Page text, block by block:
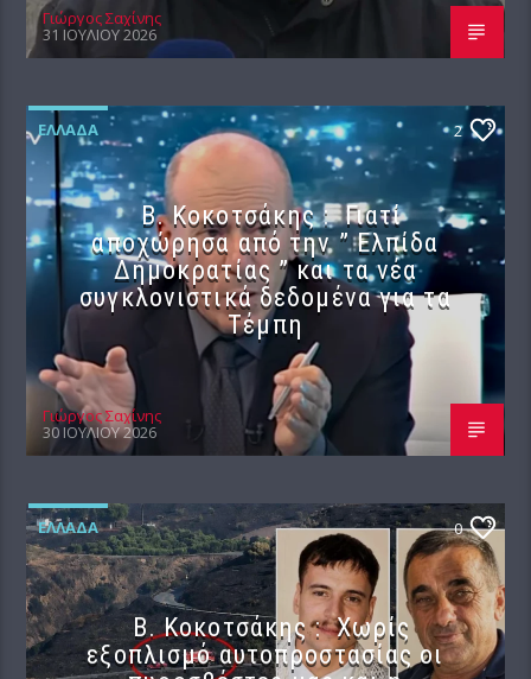
Γιώργος Σαχίνης
31 ΙΟΥΛΊΟΥ 2026
ΕΛΛΆΔΑ 2
Β. Κοκοτσάκης : Γιατί
αποχώρησα από την ” Ελπίδα
Δημοκρατίας ” και τα νέα
συγκλονιστικά δεδομένα για τα
Τέμπη
Γιώργος Σαχίνης
30 ΙΟΥΛΊΟΥ 2026
ΕΛΛΆΔΑ 0
Β. Κοκοτσάκης : Χωρίς
εξοπλισμό αυτοπροστασίας οι